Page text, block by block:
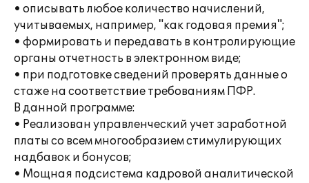
• описывать любое количество начислений,
учитываемых, например, "как годовая премия";
• формировать и передавать в контролирующие
органы отчетность в электронном виде;
• при подготовке сведений проверять данные о
стаже на соответствие требованиям ПФР.
В данной программе:
• Реализован управленческий учет заработной
платы со всем многообразием стимулирующих
надбавок и бонусов;
• Мощная подсистема кадровой аналитической